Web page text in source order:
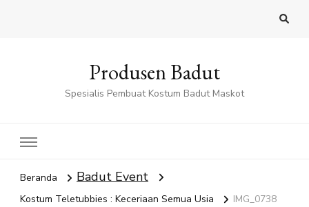
Produsen Badut
Spesialis Pembuat Kostum Badut Maskot
Beranda Badut Event
Kostum Teletubbies : Keceriaan Semua Usia IMG_0738